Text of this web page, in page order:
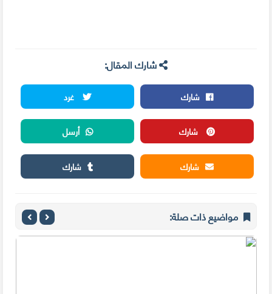
شارك المقال:
شارك
غرد
شارك
أرسل
شارك
شارك
مواضيع ذات صلة: